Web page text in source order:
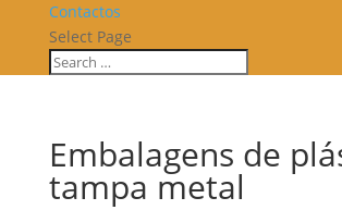
Contactos
Select Page
Embalagens de
tampa metal